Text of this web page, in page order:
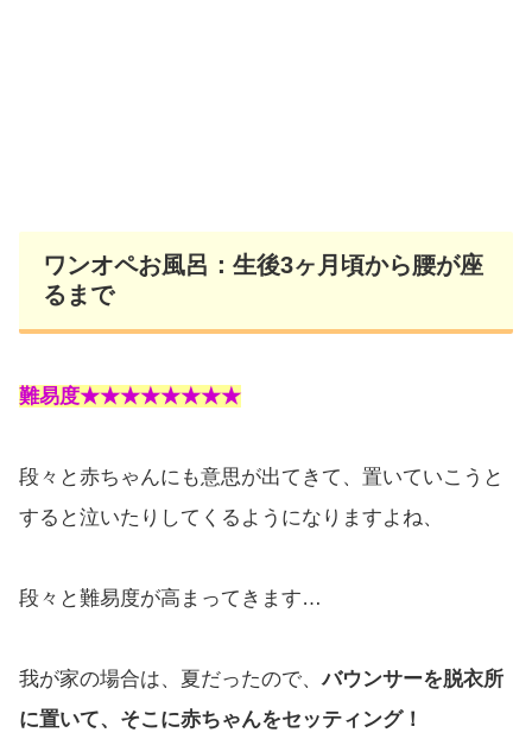
ワンオペお風呂：生後3ヶ月頃から腰が座
るまで
難易度★★★★★★★★
段々と赤ちゃんにも意思が出てきて、置いていこうと
すると泣いたりしてくるようになりますよね、
段々と難易度が高まってきます…
我が家の場合は、夏だったので、バウンサーを脱衣所
に置いて、そこに赤ちゃんをセッティング！